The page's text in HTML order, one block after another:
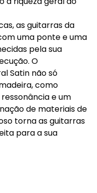
as guitarras da
uma ponte e uma
pela sua
O
Satin não só
como
e um
de materiais de
torna as guitarras
para a sua